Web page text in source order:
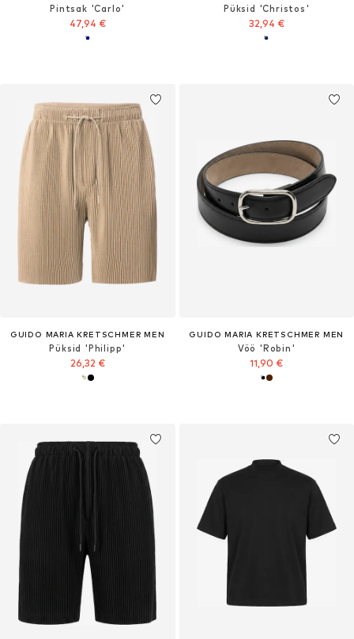
Pintsak 'Carlo'
47,94 €
Püksid 'Christos'
32,94 €
GUIDO MARIA KRETSCHMER MEN
Püksid 'Philipp'
26,32 €
GUIDO MARIA KRETSCHMER MEN
Vöö 'Robin'
11,90 €